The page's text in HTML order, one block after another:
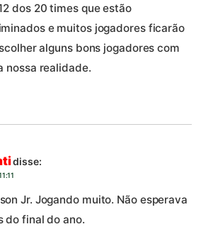
dos 20 times que estão
e muitos jogadores ficarão
alguns bons jogadores com
nossa realidade.
disse:
Jr. Jogando muito. Não esperava
do final do ano.